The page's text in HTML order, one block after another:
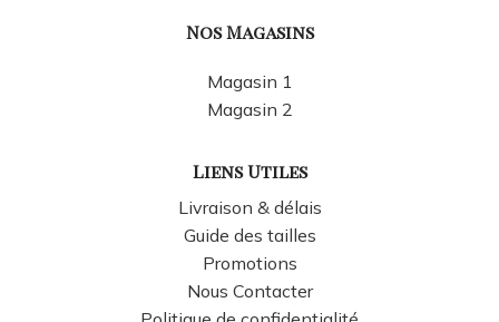
Nos Magasins
Magasin 1
Magasin 2
Liens Utiles
Livraison & délais
Guide des tailles
Promotions
Nous Contacter